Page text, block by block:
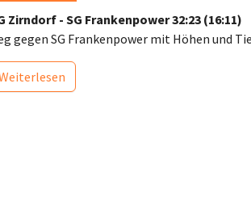
Zirndorf - SG Frankenpower 32:23 (16:11)
gegen SG Frankenpower mit Höhen und